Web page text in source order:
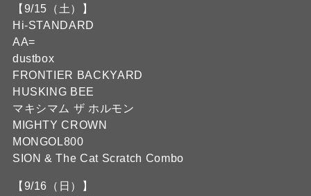
【9/15（土）】
Hi-STANDARD
AA=
dustbox
FRONTIER BACKYARD
HUSKING BEE
マキシマム ザ ホルモン
MIGHTY CROWN
MONGOL800
SION & The Cat Scratch Combo
【9/16（日）】